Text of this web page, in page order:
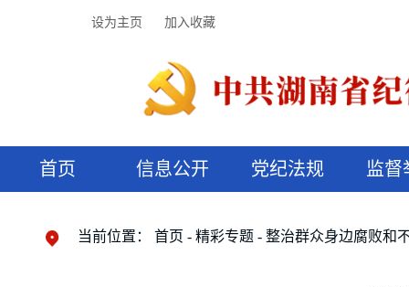
设为主页 加入收藏
首页 信息公开 党纪法规 监督
当前位置： 首页 精彩专题 整治群众身边腐败和